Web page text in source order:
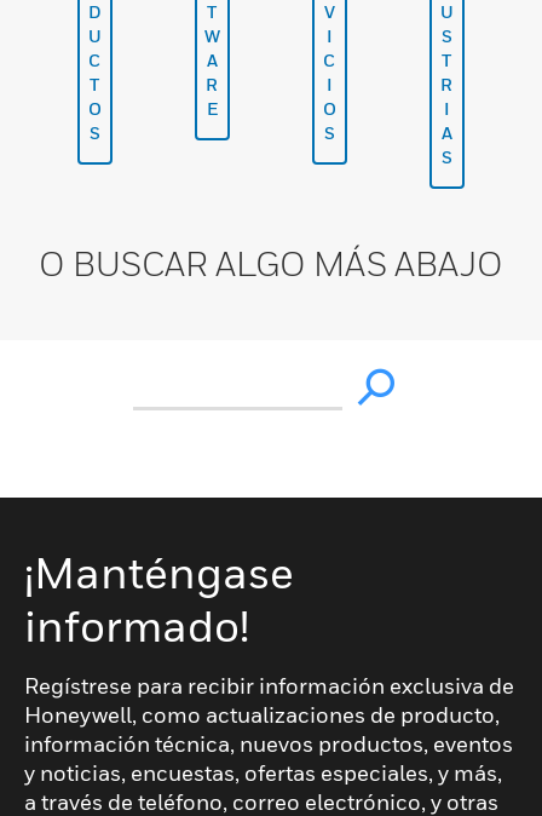
D
U
C
T
O
S
T
W
A
R
E
V
I
C
I
O
S
U
S
T
R
I
A
S
O BUSCAR ALGO MÁS ABAJO
¡Manténgase
informado!
Regístrese para recibir información exclusiva de
Honeywell, como actualizaciones de producto,
información técnica, nuevos productos, eventos
y noticias, encuestas, ofertas especiales, y más,
a través de teléfono, correo electrónico, y otras